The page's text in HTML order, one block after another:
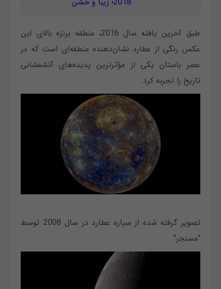
طبق آخرین یافته سال 2016، منطقه برنزه بالای این
عکس رنگی از عطارد نشان‌دهنده منطقه‌ای است که در
عصر باستان یکی از مؤثرترین پدیده‌های آتشفشانی
تاریخ را تجربه کرد.
تصویر گرفته شده از سیاره عطارد در سال 2008 توسط
"مسنجر".